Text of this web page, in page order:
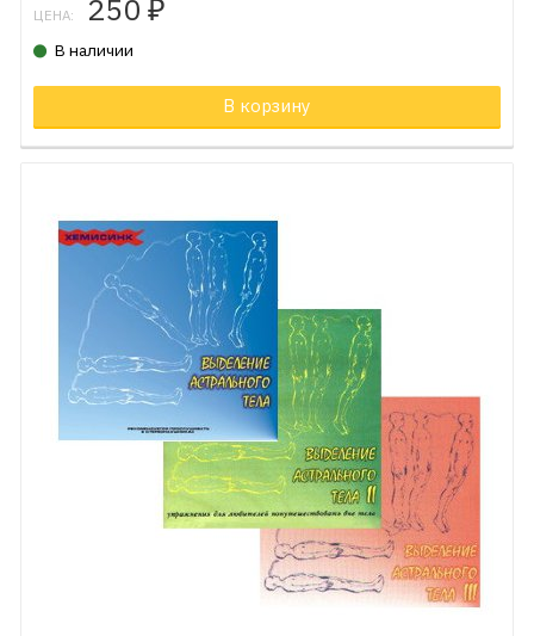
ЦЕНА: 250 ₽
В наличии
В корзину